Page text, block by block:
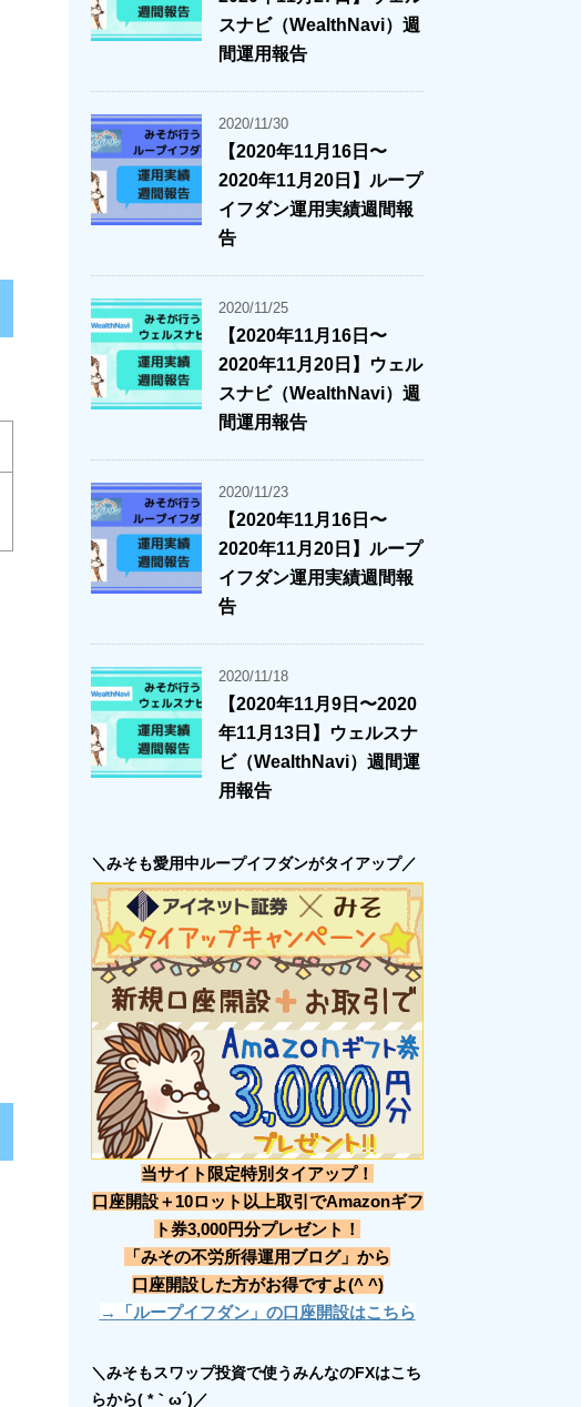
スナビ（WealthNavi）週
間運用報告
2020/11/30
【2020年11月16日〜
2020年11月20日】ループ
イフダン運用実績週間報
告
2020/11/25
【2020年11月16日〜
2020年11月20日】ウェル
スナビ（WealthNavi）週
間運用報告
2020/11/23
【2020年11月16日〜
2020年11月20日】ループ
イフダン運用実績週間報
告
2020/11/18
【2020年11月9日〜2020
年11月13日】ウェルスナ
ビ（WealthNavi）週間運
用報告
＼みそも愛用中ループイフダンがタイアップ／
当サイト限定特別タイアップ！
口座開設＋10ロット以上取引でAmazonギフ
ト券3,000円分プレゼント！
「みその不労所得運用ブログ」から
口座開設した方がお得ですよ(^ ^)
→「ループイフダン」の口座開設はこちら
＼みそもスワップ投資で使うみんなのFXはこち
らから( *｀ω´)／